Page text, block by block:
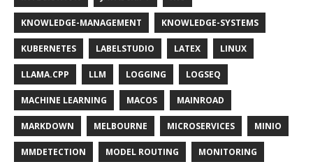
KNOWLEDGE-MANAGEMENT KNOWLEDGE-SYSTEMS
KUBERNETES LABELSTUDIO LATEX LINUX
LLAMA.CPP LLM LOGGING LOGSEQ
MACHINE LEARNING MACOS MAINROAD
MARKDOWN MELBOURNE MICROSERVICES MINIO
MMDETECTION MODEL ROUTING MONITORING